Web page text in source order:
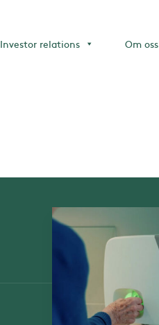
Investor relations Om oss